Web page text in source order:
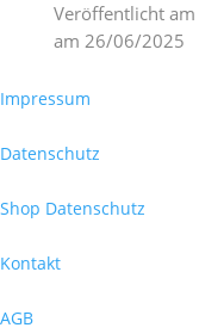
Veröffentlicht am
am 26/06/2025
Impressum
Datenschutz
Shop Datenschutz
Kontakt
AGB